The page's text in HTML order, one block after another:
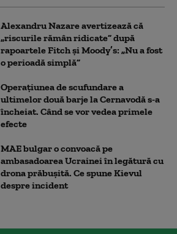
Alexandru Nazare avertizează că
„riscurile rămân ridicate” după
rapoartele Fitch și Moody’s: „Nu a fost
o perioadă simplă”
Operațiunea de scufundare a
ultimelor două barje la Cernavodă s-a
încheiat. Când se vor vedea primele
efecte
MAE bulgar o convoacă pe
ambasadoarea Ucrainei în legătură cu
drona prăbuşită. Ce spune Kievul
despre incident